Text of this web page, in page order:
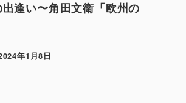
逢い〜角田文衛「欧州の
年1月8日